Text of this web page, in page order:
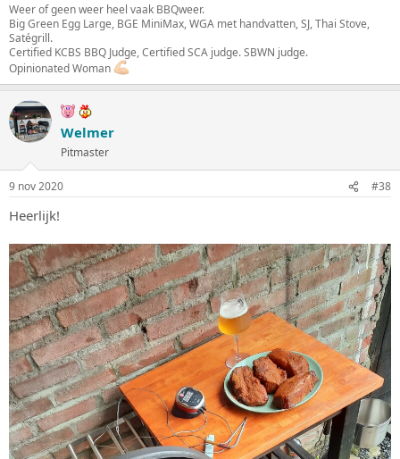
Weer of geen weer heel vaak BBQweer.
Big Green Egg Large, BGE MiniMax, WGA met handvatten, SJ, Thai Stove,
Satégrill.
Certified KCBS BBQ Judge, Certified SCA judge. SBWN judge.
Opinionated Woman
Welmer
Pitmaster
9 nov 2020 #38
Heerlijk!